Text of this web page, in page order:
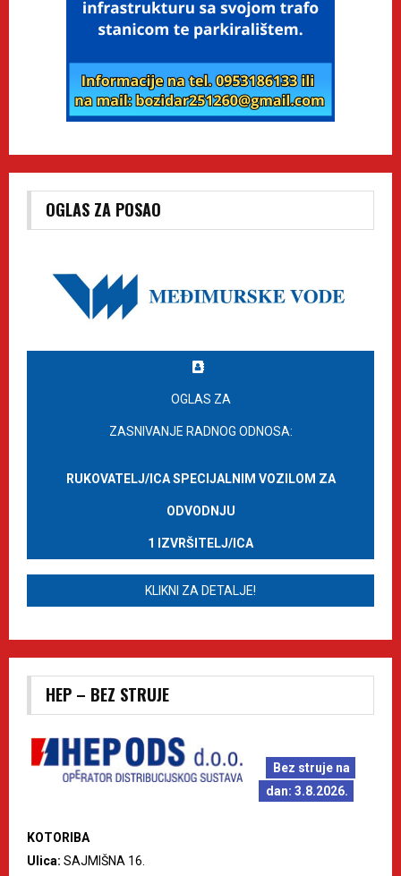
OGLAS ZA POSAO
OGLAS ZA
ZASNIVANJE RADNOG ODNOSA:
RUKOVATELJ/ICA SPECIJALNIM VOZILOM ZA
ODVODNJU
1 IZVRŠITELJ/ICA
KLIKNI ZA DETALJE!
HEP – BEZ STRUJE
Bez struje na
dan: 3.8.2026.
KOTORIBA
Ulica: SAJMIŠNA 16.